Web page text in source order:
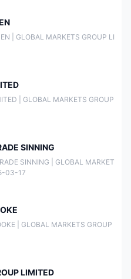
主要和次要貨幣對、比特幣和以
等範圍廣泛的能源商品、代表全球
白銀和鉑金等貴金屬。這種廣泛的
並使他們的投資組合多樣化，從而
會。
缺點
市場波動和不可預測的市
與特定市場工具相關的價
定性和變化。
| GLOBAL MARKETS GROUP LI
| GLOBAL MARKETS GROUP
SINNING
SINNING | GLOBAL MARKET
03-17
| GLOBAL MARKETS GROUP
LIMITED